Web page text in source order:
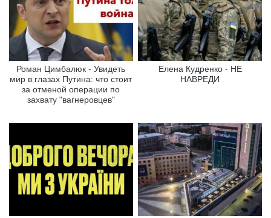
Роман Цимбалюк - Увидеть
мир в глазах Путина: что стоит
за отменой операции по
захвату "вагнеровцев"
Елена Кудренко - НЕ
НАВРЕДИ